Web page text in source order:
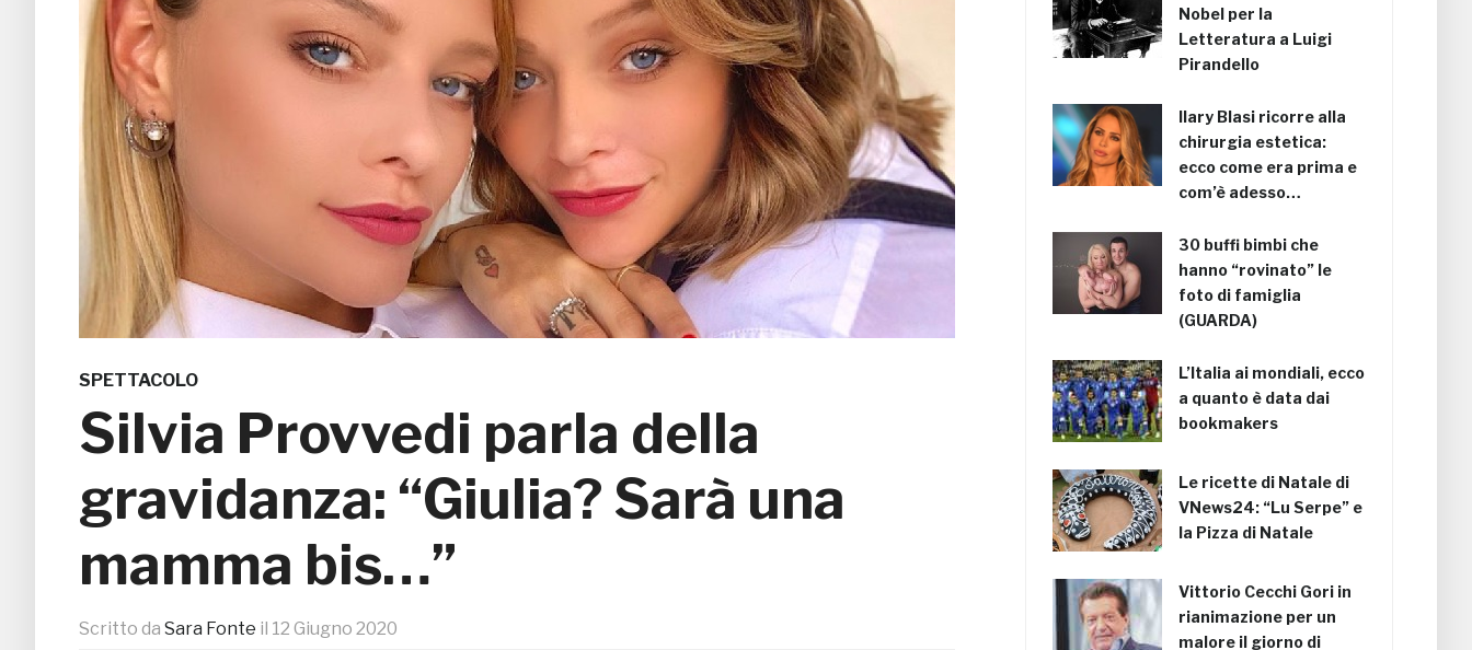
SPETTACOLO
Silvia Provvedi parla della
gravidanza: “Giulia? Sarà una
mamma bis…”
Scritto da Sara Fonte il 12 Giugno 2020
Nobel per la
Letteratura a Luigi
Pirandello
Ilary Blasi ricorre alla
chirurgia estetica:
ecco come era prima e
com’è adesso…
30 buffi bimbi che
hanno “rovinato” le
foto di famiglia
(GUARDA)
L’Italia ai mondiali, ecco
a quanto è data dai
bookmakers
Le ricette di Natale di
VNews24: “Lu Serpe” e
la Pizza di Natale
Vittorio Cecchi Gori in
rianimazione per un
malore il giorno di